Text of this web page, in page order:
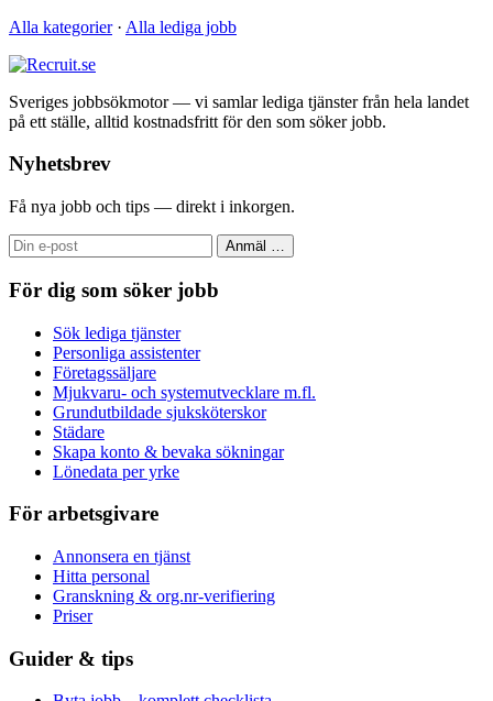
Alla kategorier· Alla lediga jobb
Sveriges jobbsökmotor — vi samlar lediga tjänster från hela landet
på ett ställe, alltid kostnadsfritt för den som söker jobb.
Nyhetsbrev
Få nya jobb och tips — direkt i inkorgen.
Anmäl …
För dig som söker jobb
Sök lediga tjänster
Personliga assistenter
Företagssäljare
Mjukvaru- och systemutvecklare m.fl.
Grundutbildade sjuksköterskor
Städare
Skapa konto & bevaka sökningar
Lönedata per yrke
För arbetsgivare
Annonsera en tjänst
Hitta personal
Granskning & org.nr-verifiering
Priser
Guider & tips